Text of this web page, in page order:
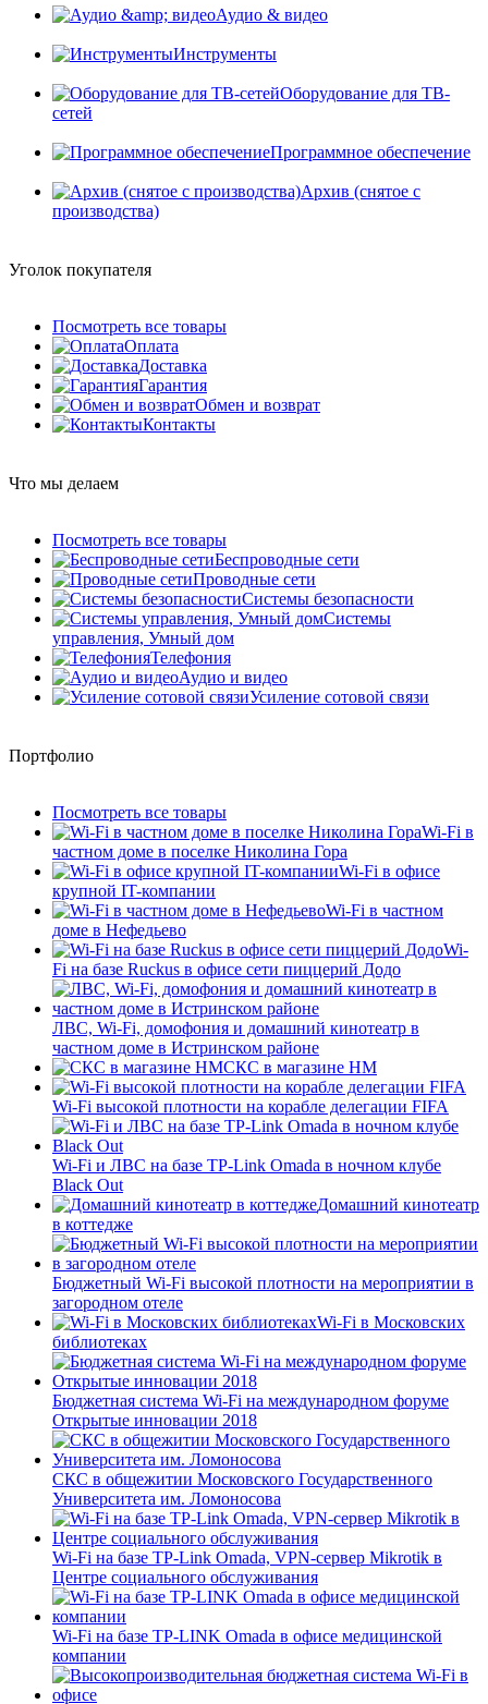
Аудио & видео
Инструменты
Оборудование для ТВ-
сетей
Программное обеспечение
Архив (снятое с
производства)
Уголок покупателя
Посмотреть все товары
Оплата
Доставка
Гарантия
Обмен и возврат
Контакты
Что мы делаем
Посмотреть все товары
Беспроводные сети
Проводные сети
Системы безопасности
Системы
управления, Умный дом
Телефония
Аудио и видео
Усиление сотовой связи
Портфолио
Посмотреть все товары
Wi-Fi в
частном доме в поселке Николина Гора
Wi-Fi в офисе
крупной IT-компании
Wi-Fi в частном
доме в Нефедьево
Wi-
Fi на базе Ruckus в офисе сети пиццерий Додо
ЛВС, Wi-Fi, домофония и домашний кинотеатр в
частном доме в Истринском районе
СКС в магазине HM
Wi-Fi высокой плотности на корабле делегации FIFA
Wi-Fi и ЛВС на базе TP-Link Omada в ночном клубе
Black Out
Домашний кинотеатр
в коттедже
Бюджетный Wi-Fi высокой плотности на мероприятии в
загородном отеле
Wi-Fi в Московских
библиотеках
Бюджетная система Wi-Fi на международном форуме
Открытые инновации 2018
СКС в общежитии Московского Государственного
Университета им. Ломоносова
Wi-Fi на базе TP-Link Omada, VPN-сервер Mikrotik в
Центре социального обслуживания
Wi-Fi на базе TP-LINK Omada в офисе медицинской
компании